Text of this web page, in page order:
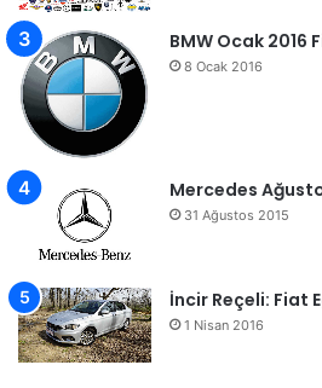
BMW Ocak 2016
8 Ocak 2016
Mercedes
31 Ağustos 2015
İncir Reçeli: Fiat
1 Nisan 2016